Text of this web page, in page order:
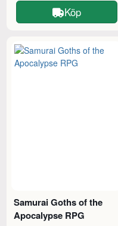
Köp
Samurai Goths of the
Apocalypse RPG